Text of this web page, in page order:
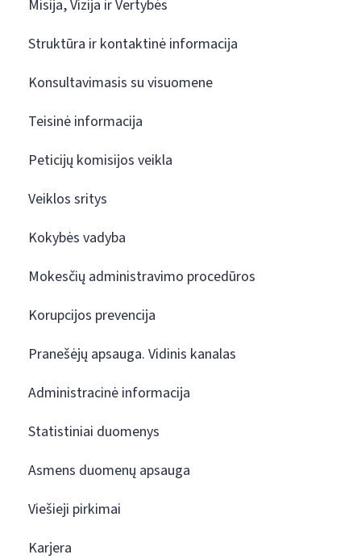
Misija, Vizija ir Vertybės
Struktūra ir kontaktinė informacija
Konsultavimasis su visuomene
Teisinė informacija
Peticijų komisijos veikla
Veiklos sritys
Kokybės vadyba
Mokesčių administravimo procedūros
Korupcijos prevencija
Pranešėjų apsauga. Vidinis kanalas
Administracinė informacija
Statistiniai duomenys
Asmens duomenų apsauga
Viešieji pirkimai
Karjera